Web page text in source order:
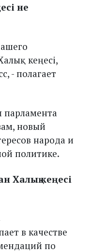
не
кеңесі,
- полагает
парламента
новый
народа и
политике.
Халық кеңесі
в качестве
по